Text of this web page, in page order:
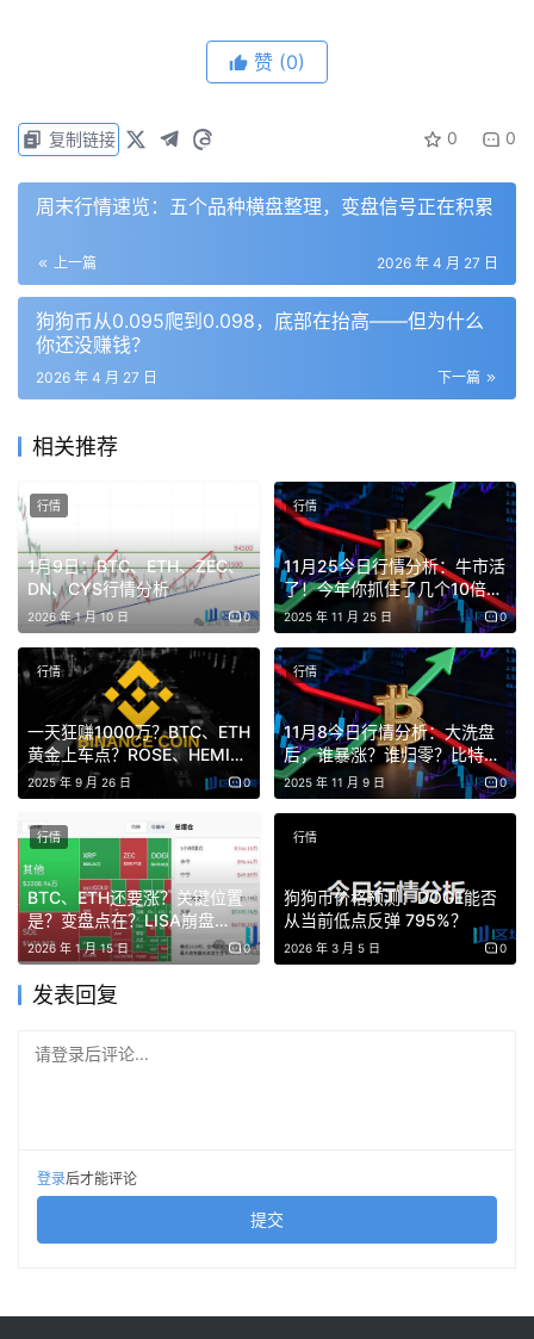
过去4小时，多单爆了2.41万，空单爆了1.49万，两边都有
没发力，大家都在观望。
关键信号：爆仓量这么小，说明杠杆玩家要么还没进场，要
——市场在等方向，谁都不敢先动。
📐 技术结构分析
这个区间里震荡。
上方压力
0.099-0.0995是第一道坎，今天最高摸到这里被压回
来了
0.10是心理关口，也是近一个月的天花板，过去几周多
次冲击都没站稳
下方支撑：
0.097-0.0975是第一支撑，最近几次回调都在这里止
住
0.095-0.096是强支撑区，前期低点位置
技术指标方面：4小时RSI在50附近的中性区域，没超买也
没超卖。MACD在零轴下方但开始收口，下跌动能减弱了，
但上攻动能也不强。短期方向不明，多空都没占优势。
📉 市场情绪分析
持仓量13.7亿，跟前两天基本持平，没有明显增加或减少。
说明资金没有大规模进场，也没有大规模离场，大家都在
赞 (0)
0 0
复制链接
周末行情速览：五个品种横盘整理，变盘信号正在积累
上一篇 2026 年 4 月 27 日
狗狗币从0.095爬到0.098，底部在抬高——但为什么
你还没赚钱？
下一篇
2026 年 4 月 27 日
相关推荐
1月9日：BTC、ETH、ZEC、
DN、CYS行情分析
2026 年 1 月 10 日 0
行情
11月25今日行情分析：牛市活
了！今年你抓住了几个10倍
币？比特币、以太坊、山寨
币、链上土狗策略！
2025 年 11 月 25 日 0
行情
一天狂赚1000万？BTC、ETH
黄金上车点？ROSE、HEMI、
Aster狂飙？CZ喊单，Q4这几
大风口别错过！
2025 年 9 月 26 日 0
行情
11月8今日行情分析：大洗盘
后，谁暴涨？谁归零？比特
币、以太坊、山寨币、链上土
狗策略！
2025 年 11 月 9 日 0
行情
BTC、ETH还要涨？关键位置
是？变盘点在？LISA崩盘
90%、山寨无币可买？
2026 年 1 月 15 日 0
行情
狗狗币价格预测：DOGE能否
从当前低点反弹 795%？
2026 年 3 月 5 日 0
行情
发表回复
请登录后评论...
登录后才能评论
提交